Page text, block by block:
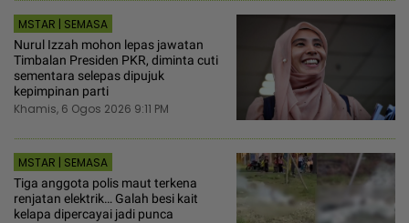
MSTAR | SEMASA
Nurul Izzah mohon lepas jawatan
Timbalan Presiden PKR, diminta cuti
sementara selepas dipujuk
kepimpinan parti
Khamis, 6 Ogos 2026 9:11 PM
MSTAR | SEMASA
Tiga anggota polis maut terkena
renjatan elektrik… Galah besi kait
kelapa dipercayai jadi punca